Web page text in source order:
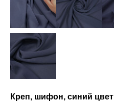
Креп, шифон, синий цвет